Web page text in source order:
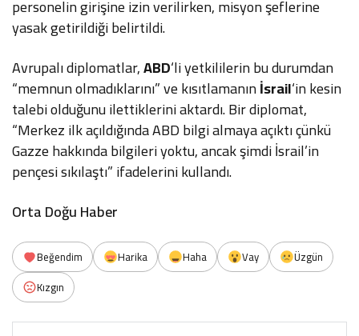
personelin girişine izin verilirken, misyon şeflerine
yasak getirildiği belirtildi.
Avrupalı diplomatlar,ABD‘li yetkililerin bu durumdan
“memnun olmadıklarını” ve kısıtlamanınİsrail‘in kesin
talebi olduğunu ilettiklerini aktardı. Bir diplomat,
“Merkez ilk açıldığında ABD bilgi almaya açıktı çünkü
Gazze hakkında bilgileri yoktu, ancak şimdi İsrail’in
pençesi sıkılaştı” ifadelerini kullandı.
Orta Doğu Haber
Beğendim Harika Haha Vay
Üzgün
Kızgın